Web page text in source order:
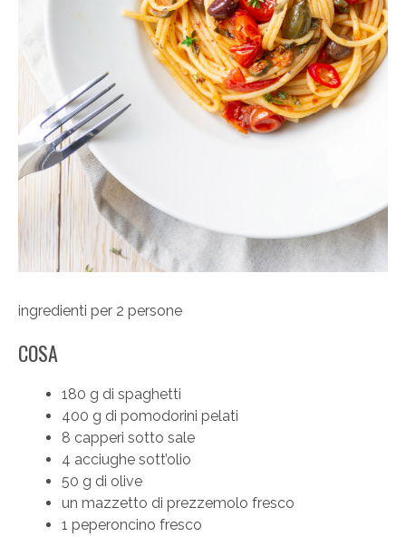
ingredienti per 2 persone
COSA
180 g di spaghetti
400 g di pomodorini pelati
8 capperi sotto sale
4 acciughe sott’olio
50 g di olive
un mazzetto di prezzemolo fresco
1 peperoncino fresco